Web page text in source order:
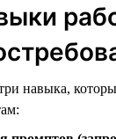
навыка,